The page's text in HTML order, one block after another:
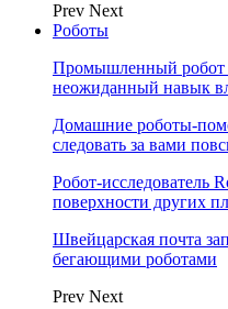
Prev Next
Роботы
Промышленный робот
неожиданный навык
Домашние роботы-
следовать за вами
Робот-исследователь
поверхности других
Швейцарская почта
бегающими роботами
Prev Next